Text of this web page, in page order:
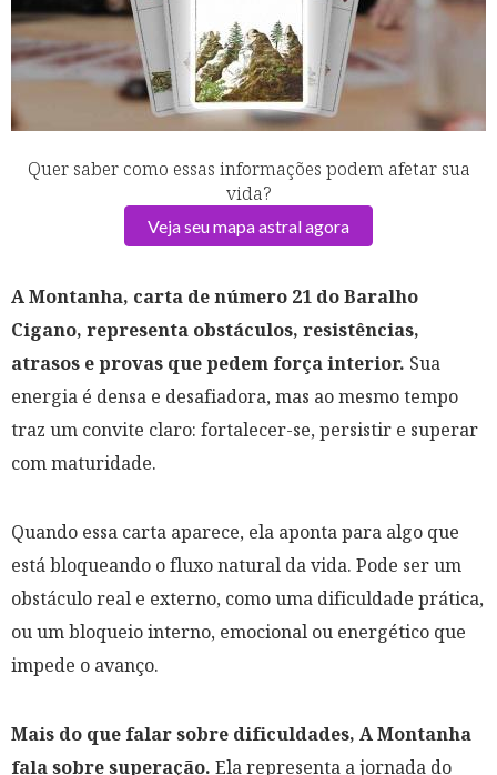
Quer saber como essas informações podem afetar sua
vida?
Veja seu mapa astral agora
A Montanha, carta de número 21 do Baralho
Cigano, representa obstáculos, resistências,
atrasos e provas que pedem força interior. Sua
energia é densa e desafiadora, mas ao mesmo tempo
traz um convite claro: fortalecer-se, persistir e superar
com maturidade.
Quando essa carta aparece, ela aponta para algo que
está bloqueando o fluxo natural da vida. Pode ser um
obstáculo real e externo, como uma dificuldade prática,
ou um bloqueio interno, emocional ou energético que
impede o avanço.
Mais do que falar sobre dificuldades, A Montanha
fala sobre superação. Ela representa a jornada do